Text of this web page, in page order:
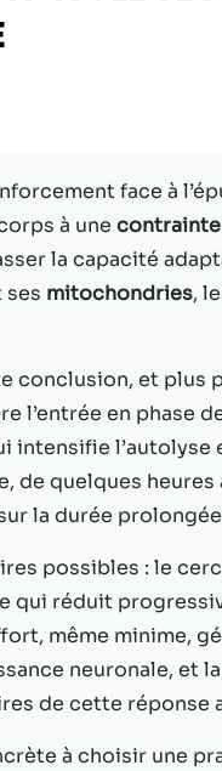
face à
à une
la capacité
ses mitochondries,
conclusion, et plus
l’entrée en phase
intensifie
de quelques
la durée
possibles : le
qui réduit
même minime,
neuronale, et
de cette réponse
à choisir une